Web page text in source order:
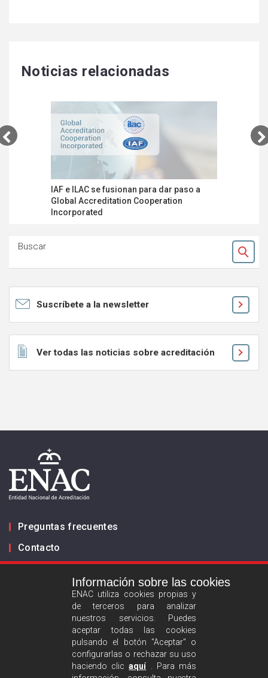
Noticias relacionadas
IAF e ILAC se fusionan para dar paso a
Global Accreditation Cooperation
Incorporated
Buscar
Ok
Suscríbete a la newsletter
Ver todas las noticias sobre acreditación
Preguntas frecuentes
Contacto
Política de privacidad
Información sobre las cookies
ENAC utiliza cookies propias y
de terceros para analizar
nuestros servicios. Puedes
aceptar todas las cookies
pulsando el botón "Aceptar" o
configurarlas o rechazar su uso
haciendo clicaquí. Para más